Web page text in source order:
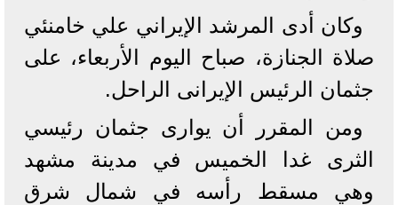
وكان أدى المرشد الإيراني علي خامنئي
صلاة الجنازة، صباح اليوم الأربعاء، على
جثمان الرئيس الإيرانى الراحل.
ومن المقرر أن يوارى جثمان رئيسي
الثرى غدا الخميس في مدينة مشهد
وهي مسقط رأسه في شمال شرق